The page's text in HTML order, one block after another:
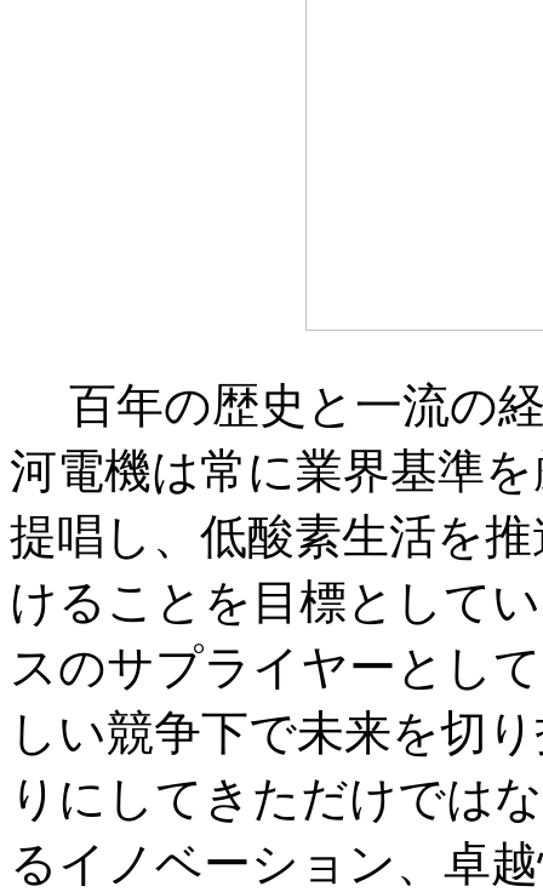
百年の歴史と一流の
河電機は常に業界基準
提唱し、低酸素生活を
けることを目標として
スのサプライヤーとし
しい競争下で未来を切
りにしてきただけでは
るイノベーション、卓